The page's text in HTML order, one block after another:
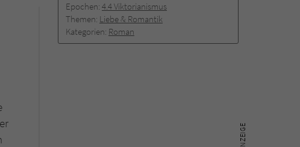
Epochen: 4.4 Viktorianismus
Themen: Liebe & Romantik
Kategorien: Roman